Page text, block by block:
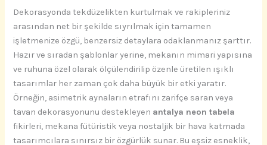
Dekorasyonda tekdüzelikten kurtulmak ve rakipleriniz
arasından net bir şekilde sıyrılmak için tamamen
işletmenize özgü, benzersiz detaylara odaklanmanız şarttır.
Hazır ve sıradan şablonlar yerine, mekanın mimari yapısına
ve ruhuna özel olarak ölçülendirilip özenle üretilen ışıklı
tasarımlar her zaman çok daha büyük bir etki yaratır.
Örneğin, asimetrik aynaların etrafını zarifçe saran veya
tavan dekorasyonunu destekleyen antalya neon tabela
fikirleri, mekana fütüristik veya nostaljik bir hava katmada
tasarımcılara sınırsız bir özgürlük sunar. Bu eşsiz esneklik,